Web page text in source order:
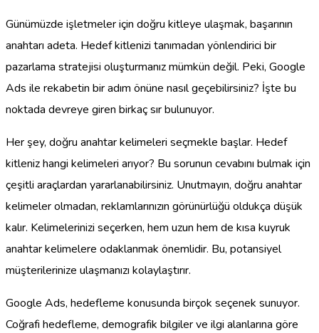
Günümüzde işletmeler için doğru kitleye ulaşmak, başarının
anahtarı adeta. Hedef kitlenizi tanımadan yönlendirici bir
pazarlama stratejisi oluşturmanız mümkün değil. Peki, Google
Ads ile rekabetin bir adım önüne nasıl geçebilirsiniz? İşte bu
noktada devreye giren birkaç sır bulunuyor.
Her şey, doğru anahtar kelimeleri seçmekle başlar. Hedef
kitleniz hangi kelimeleri arıyor? Bu sorunun cevabını bulmak için
çeşitli araçlardan yararlanabilirsiniz. Unutmayın, doğru anahtar
kelimeler olmadan, reklamlarınızın görünürlüğü oldukça düşük
kalır. Kelimelerinizi seçerken, hem uzun hem de kısa kuyruk
anahtar kelimelere odaklanmak önemlidir. Bu, potansiyel
müşterilerinize ulaşmanızı kolaylaştırır.
Google Ads, hedefleme konusunda birçok seçenek sunuyor.
Coğrafi hedefleme, demografik bilgiler ve ilgi alanlarına göre